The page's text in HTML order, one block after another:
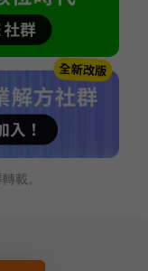
載。